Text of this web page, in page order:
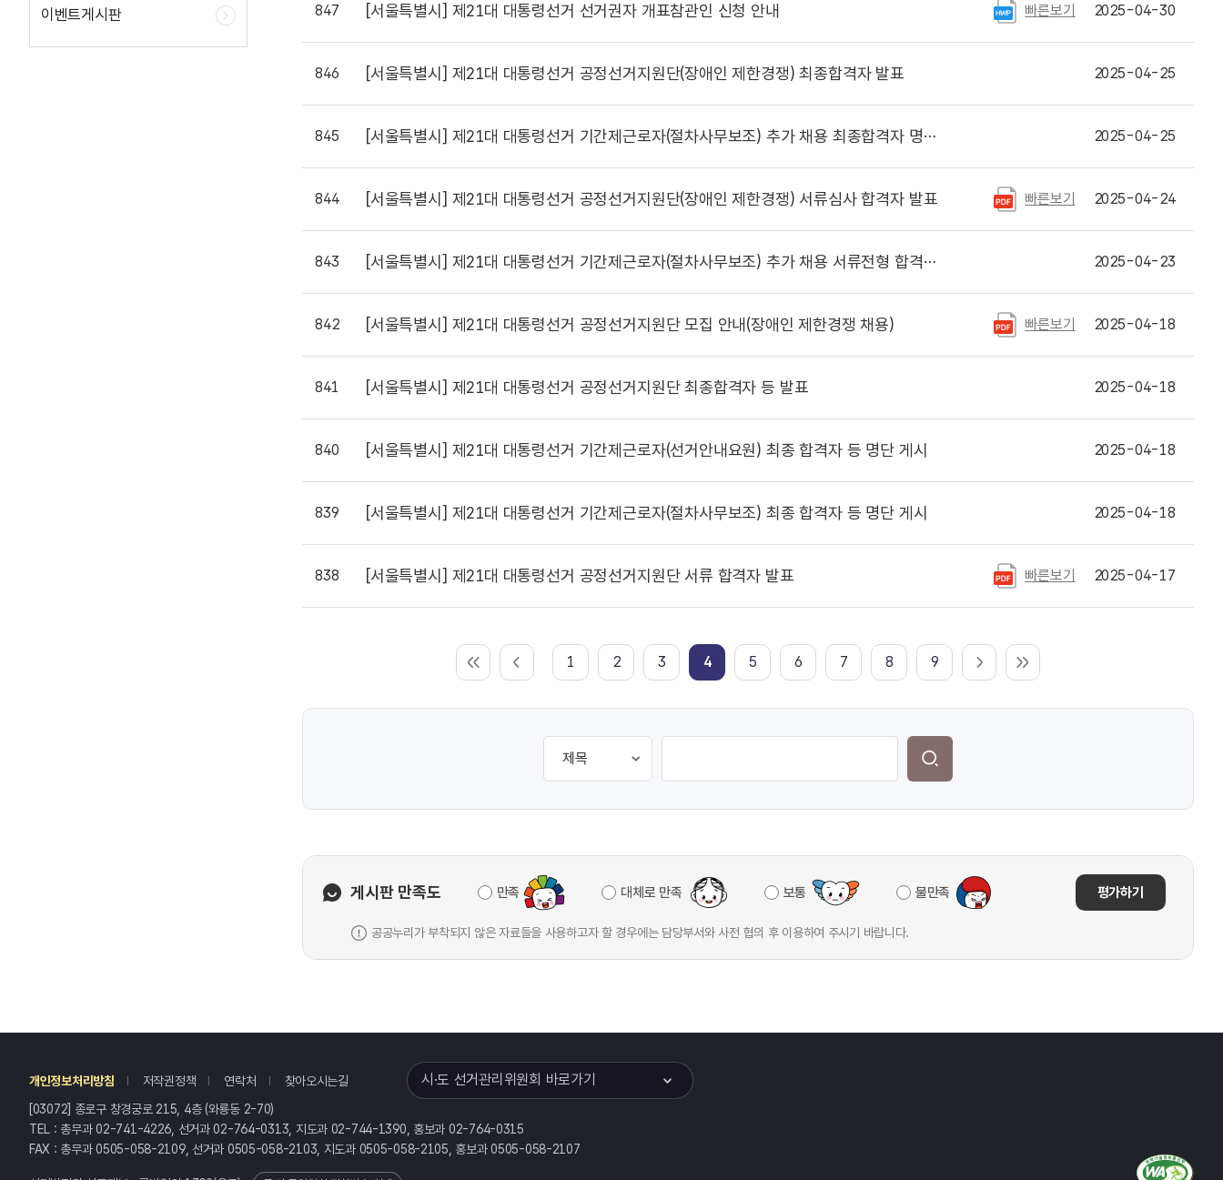
이벤트게시판 847 [서울특별시] 제21대 대통령선거 선거권자 개표참관인 신청 안내 빠른보기 2025-04-30
846 [서울특별시] 제21대 대통령선거 공정선거지원단(장애인 제한경쟁) 최종합격자 발표 2025-04-25
845 [서울특별시] 제21대 대통령선거 기간제근로자(절차사무보조) 추가 채용 최종합격자 명단 등 안내 2025-04-25
844 [서울특별시] 제21대 대통령선거 공정선거지원단(장애인 제한경쟁) 서류심사 합격자 발표 빠른보기 2025-04-24
843 [서울특별시] 제21대 대통령선거 기간제근로자(절차사무보조) 추가 채용 서류전형 합격자 명단 등 안내 2025-04-23
842 [서울특별시] 제21대 대통령선거 공정선거지원단 모집 안내(장애인 제한경쟁 채용) 빠른보기 2025-04-18
841 [서울특별시] 제21대 대통령선거 공정선거지원단 최종합격자 등 발표 2025-04-18
840 [서울특별시] 제21대 대통령선거 기간제근로자(선거안내요원) 최종 합격자 등 명단 게시 2025-04-18
839 [서울특별시] 제21대 대통령선거 기간제근로자(절차사무보조) 최종 합격자 등 명단 게시 2025-04-18
838 [서울특별시] 제21대 대통령선거 공정선거지원단 서류 합격자 발표 빠른보기 2025-04-17
1 2 3 4 5 6 7 8 9
게시판 만족도 만족 대체로 만족 보통 불만족 평가하기
공공누리가 부착되지 않은 자료들을 사용하고자 할 경우에는 담당부서와 사전 협의 후 이용하여 주시기 바랍니다.
개인정보처리방침 저작권정책 연락처 찾아오시는길 시·도 선거관리위원회 바로가기
[03072] 종로구 창경궁로 215, 4층 (와룡동 2-70)
TEL : 총무과 02-741-4226, 선거과 02-764-0313, 지도과 02-744-1390, 홍보과 02-764-0315
FAX : 총무과 0505-058-2109, 선거과 0505-058-2103, 지도과 0505-058-2105, 홍보과 0505-058-2107